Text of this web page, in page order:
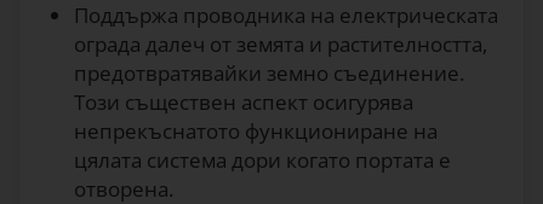
Поддържа проводника на електрическата
ограда далеч от земята и растителността,
предотвратявайки земно съединение.
Този съществен аспект осигурява
непрекъснатото функциониране на
цялата система дори когато портата е
отворена.